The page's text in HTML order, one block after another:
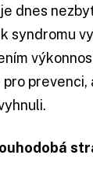
je dnes
syndromu